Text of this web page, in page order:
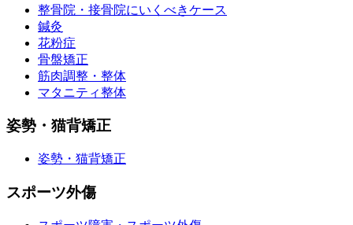
整骨院・接骨院にいくべきケース
鍼灸
花粉症
骨盤矯正
筋肉調整・整体
マタニティ整体
姿勢・猫背矯正
姿勢・猫背矯正
スポーツ外傷